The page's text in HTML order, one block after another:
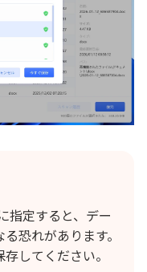
指定すると、デー
恐れがあります。
してください。